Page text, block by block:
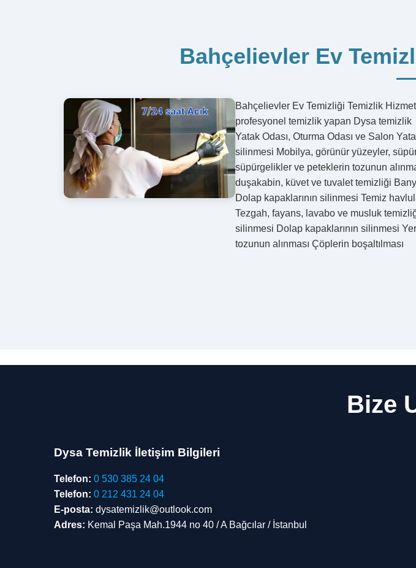
Bahçelievler Ev
Bahçelievler Ev Temizliği Temizlik
profesyonel temizlik yapan Dysa
Yatak Odası, Oturma Odası ve Salon
silinmesi Mobilya, görünür yüzeyler,
süpürgelikler ve peteklerin tozunun
duşakabin, küvet ve tuvalet temizliği
Dolap kapaklarının silinmesi Temiz
Tezgah, fayans, lavabo ve musluk
silinmesi Dolap kapaklarının silinmesi
tozunun alınması Çöplerin boşaltılması
Bize
Dysa Temizlik İletişim Bilgileri
Telefon: 0 530 385 24 04
Telefon: 0 212 431 24 04
E-posta: dysatemizlik@outlook.com
Adres: Kemal Paşa Mah.1944 no 40 / A Bağcılar / İstanbul